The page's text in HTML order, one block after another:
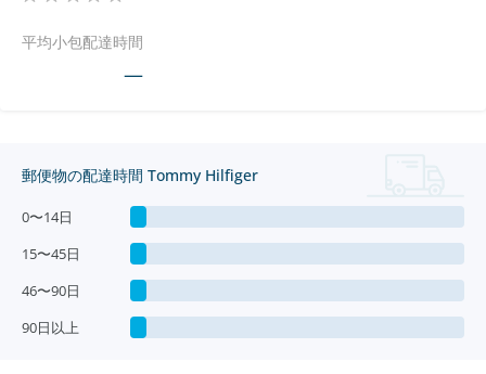
平均小包配達時間
—
郵便物の配達時間 Tommy Hilfiger
0〜14日
15〜45日
46〜90日
90日以上